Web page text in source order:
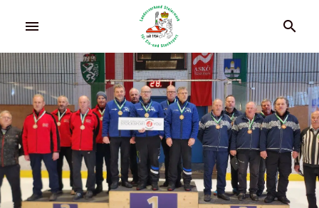
menu search